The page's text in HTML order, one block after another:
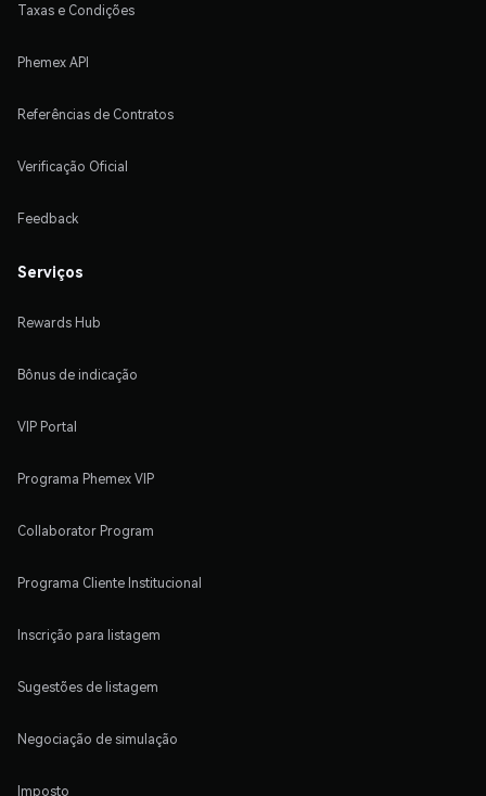
Taxas e Condições
Phemex API
Referências de Contratos
Verificação Oficial
Feedback
Serviços
Rewards Hub
Bônus de indicação
VIP Portal
Programa Phemex VIP
Collaborator Program
Programa Cliente Institucional
Inscrição para listagem
Sugestões de listagem
Negociação de simulação
Imposto